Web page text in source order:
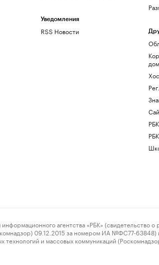
Уведомления
RSS Новости
агентства «РБК» (свидетельство о
09.12.2015 за номером ИА №ФС77-63848)
и массовых коммуникаций